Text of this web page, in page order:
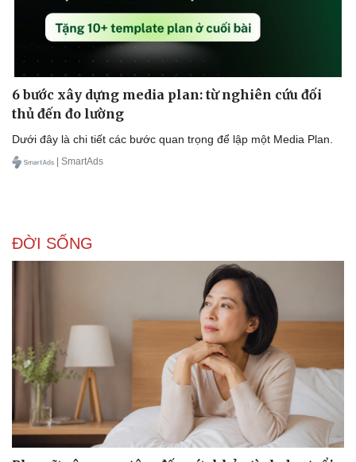
Kinh tế
Thị trường
Giá vàng
Tiêu dùng
Tỷ giá
Chứng khoán
Giá cà phê
6 bước xây dựng media plan: từ nghiên cứu đối
thủ đến đo lường
Dưới đây là chi tiết các bước quan trọng để lập một Media Plan.
| SmartAds
ĐỜI SỐNG